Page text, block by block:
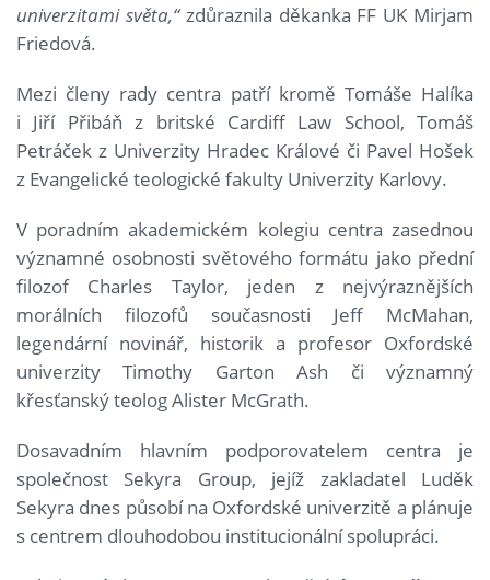
univerzitami světa,“zdůraznila děkanka FF UK Mirjam
Friedová.
Mezi členy rady centra patří kromě Tomáše Halíka
i Jiří Přibáň z britské Cardiff Law School, Tomáš
Petráček z Univerzity Hradec Králové či Pavel Hošek
z Evangelické teologické fakulty Univerzity Karlovy.
V poradním akademickém kolegiu centra zasednou
významné osobnosti světového formátu jako přední
filozof Charles Taylor, jeden z nejvýraznějších
morálních filozofů současnosti Jeff McMahan,
legendární novinář, historik a profesor Oxfordské
univerzity Timothy Garton Ash či významný
křesťanský teolog Alister McGrath.
Dosavadním hlavním podporovatelem centra je
společnost Sekyra Group, jejíž zakladatel Luděk
Sekyra dnes působí na Oxfordské univerzitě a plánuje
s centrem dlouhodobou institucionální spolupráci.